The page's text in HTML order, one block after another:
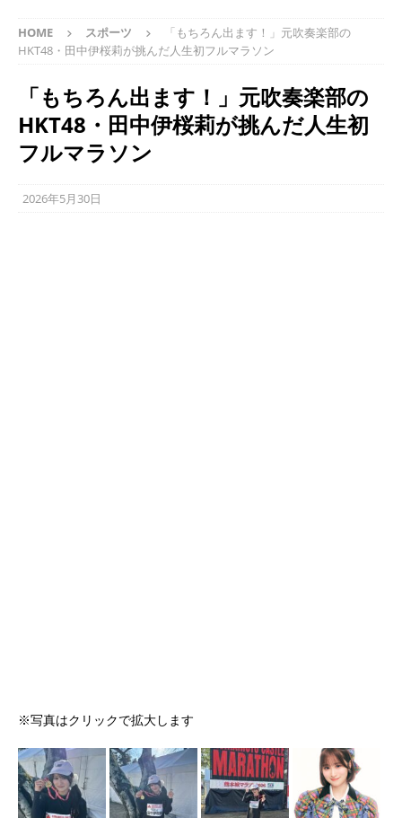
HOME スポーツ
「もちろん出ます！」元吹奏楽部の
HKT48・田中伊桜莉が挑んだ人生初フルマラソン
「もちろん出ます！」元吹奏楽部の
HKT48・田中伊桜莉が挑んだ人生初
フルマラソン
2026年5月30日
※写真はクリックで拡大します